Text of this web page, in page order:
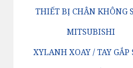
THIẾT BỊ CHÂN KHÔNG
MITSUBISHI
XYLANH XOAY / TAY GẮP